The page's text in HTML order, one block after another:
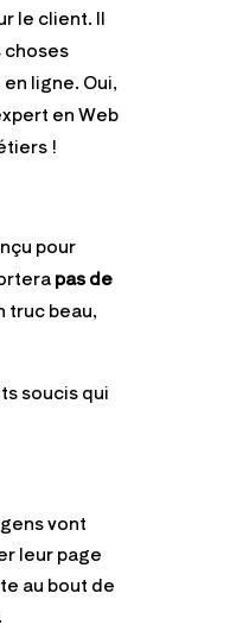
le client. Il
choses
ligne. Oui,
en Web
!
pour
pas de
truc beau,
soucis qui
vont
leur page
au bout de